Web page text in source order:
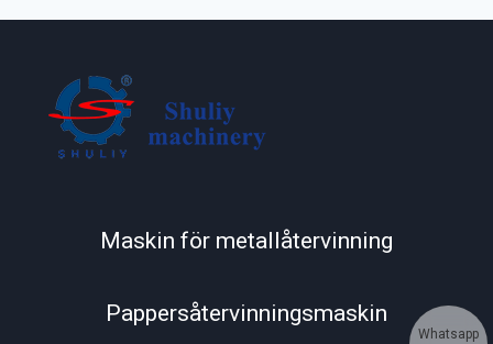
Maskin för metallåtervinning
Pappersåtervinningsmaskin
Whatsapp